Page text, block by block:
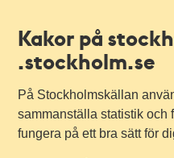
Kakor på
.stockholm.se
På Stockholmskällan
sammanställa statistik och
fungera på ett bra sätt för